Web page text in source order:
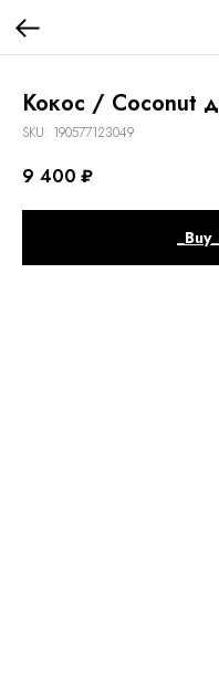
Кокос / Coconut
SKU: 190577123049
9 400 ₽